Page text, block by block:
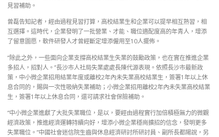
見習補助。
曾磊告知記者，經由過程見習打算，高校結業生和企業可以提早相互熟習，相
互選擇。這時代，企業發明了一批營業、才能、職位適配度高的年青人，增添
了留意圖愿，軟件研發人才曾經斷定增添僱用至10人擺佈。
“除此之外，一些面向企業支撐高校結業生失業的鼓勵政策，也在實在推進企業
多招人，招對人。”長沙市人社局失業處處長陳代源表現。依照長沙市最新政
策，中小微企業招用結業年度或離校2年內未失業高校結業生，簽署1年以上休
息合同的，賜與一次性吸納失業補助；小微企業招用離校2年內未失業高校結業
生，簽署1年以上休息合同，還可請求社會保險補助。
“中小微企業進獻了大批失業職位，是以，要經由過程實行加倍積極無力的微觀
經濟政策，推進經濟運轉持續向好，增添小微企業穩崗擴招的信念，發明更多
失業職位。”中國社會迷信院生齒與休息經濟研討所研討員、副所長都陽說，另